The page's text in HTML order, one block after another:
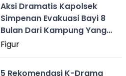
Aksi Dramatis Kapolsek
Simpenan Evakuasi Bayi 8
Bulan Dari Kampung Yang
Terisolir Bencana
Figur
5 Rekomendasi K-Drama